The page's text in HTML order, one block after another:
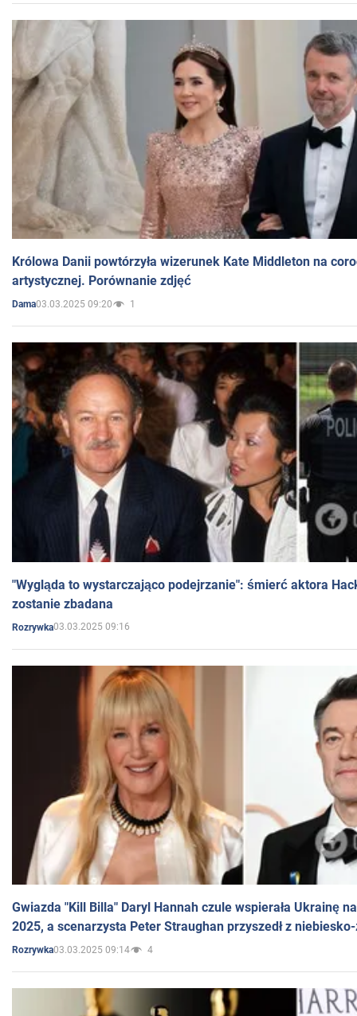
Królowa Danii powtórzyła wizerunek Kate Middleton na
artystycznej. Porównanie zdjęć
Dama03.03.2025 09:20 1
"Wygląda to wystarczająco podejrzanie": śmierć aktora
zostanie zbadana
Rozrywka03.03.2025 09:16
Gwiazda "Kill Billa" Daryl Hannah czule wspierała Ukrainę
2025, a scenarzysta Peter Straughan przyszedł z
Rozrywka03.03.2025 09:14 4